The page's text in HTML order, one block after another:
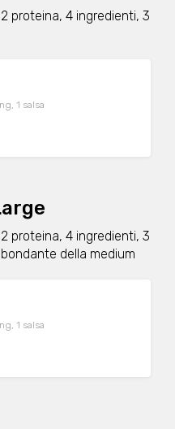
proteina, 4 ingredienti, 3
1 salsa
proteina, 4 ingredienti, 3
della medium
1 salsa